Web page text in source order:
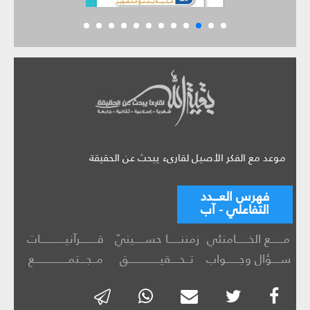
موعد مع الفكر الأصيل لقارىء يبحث عن الحقيقة
فهرس العـــدد
التفاعلي - آب
مــــــع الخــــــامنئي زمننــــــا حســـــينيّ
قــــــــرآنيــــــــــــات
ســــؤال وجــــــواب
تــحــــقيـــــــــــــــق مــجـــتمــــــــــــــــع